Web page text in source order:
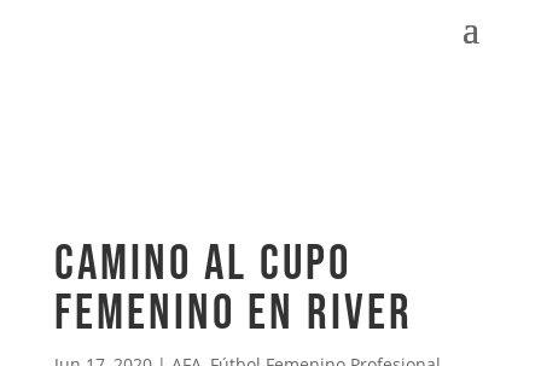
Camino al cupo
femenino en River